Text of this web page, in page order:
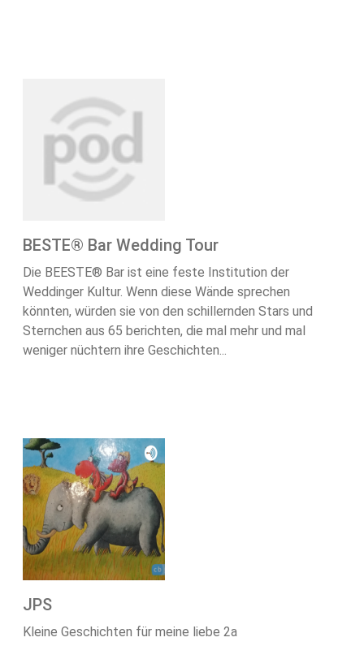
BESTE® Bar Wedding Tour
Die BEESTE®️ Bar ist eine feste Institution der
Weddinger Kultur. Wenn diese Wände sprechen
könnten, würden sie von den schillernden Stars und
Sternchen aus 65 berichten, die mal mehr und mal
weniger nüchtern ihre Geschichten...
JPS
Kleine Geschichten für meine liebe 2a